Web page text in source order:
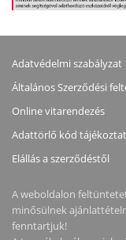
Adatvédelmi szabályzat
Általános Szerződési
Online vitarendezés
Adattörlő kód
Elállás a szerződéstől
A weboldalon
minősülnek
fenntartjuk!